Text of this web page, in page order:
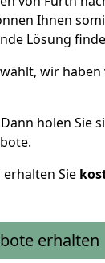
Ihnen
Lösung
wir haben
Dann holen Sie
erhalten Sie
erhalten